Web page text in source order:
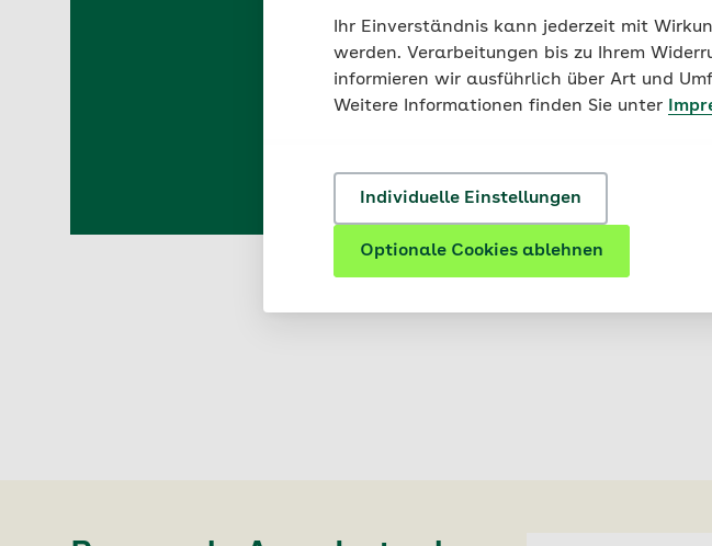
Ihr Einverständnis kann jederzeit mit
werden. Verarbeitungen bis zu Ihrem
informieren wir ausführlich über Art und
Weitere Informationen finden Sie unter
Individuelle Einstellungen
Optionale Cookies ablehnen
Schnell und einfach unser